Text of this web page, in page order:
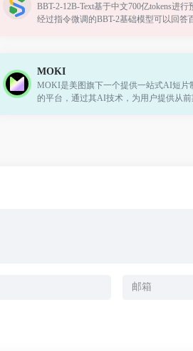
BBT-2-12B-Text基于中文700亿tokens进行
经过指令微调的BBT-2基础模型可以回答
MOKI
MOKI是美图旗下一个提供一站式AI短片
的平台，通过其AI技术，为用户提供从前